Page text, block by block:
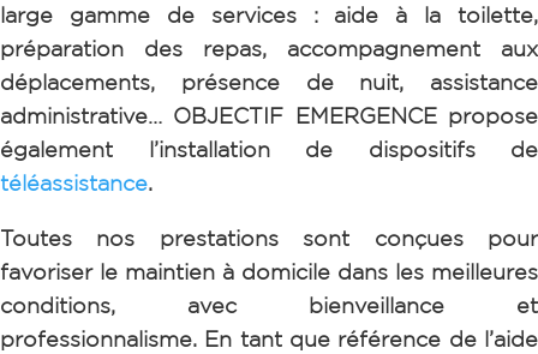
large gamme de services : aide à la toilette,
préparation des repas, accompagnement aux
déplacements, présence de nuit, assistance
administrative… OBJECTIF EMERGENCE propose
également l’installation de dispositifs de
téléassistance.
Toutes nos prestations sont conçues pour
favoriser le maintien à domicile dans les meilleures
conditions, avec bienveillance et
professionnalisme. En tant que référence de l’aide